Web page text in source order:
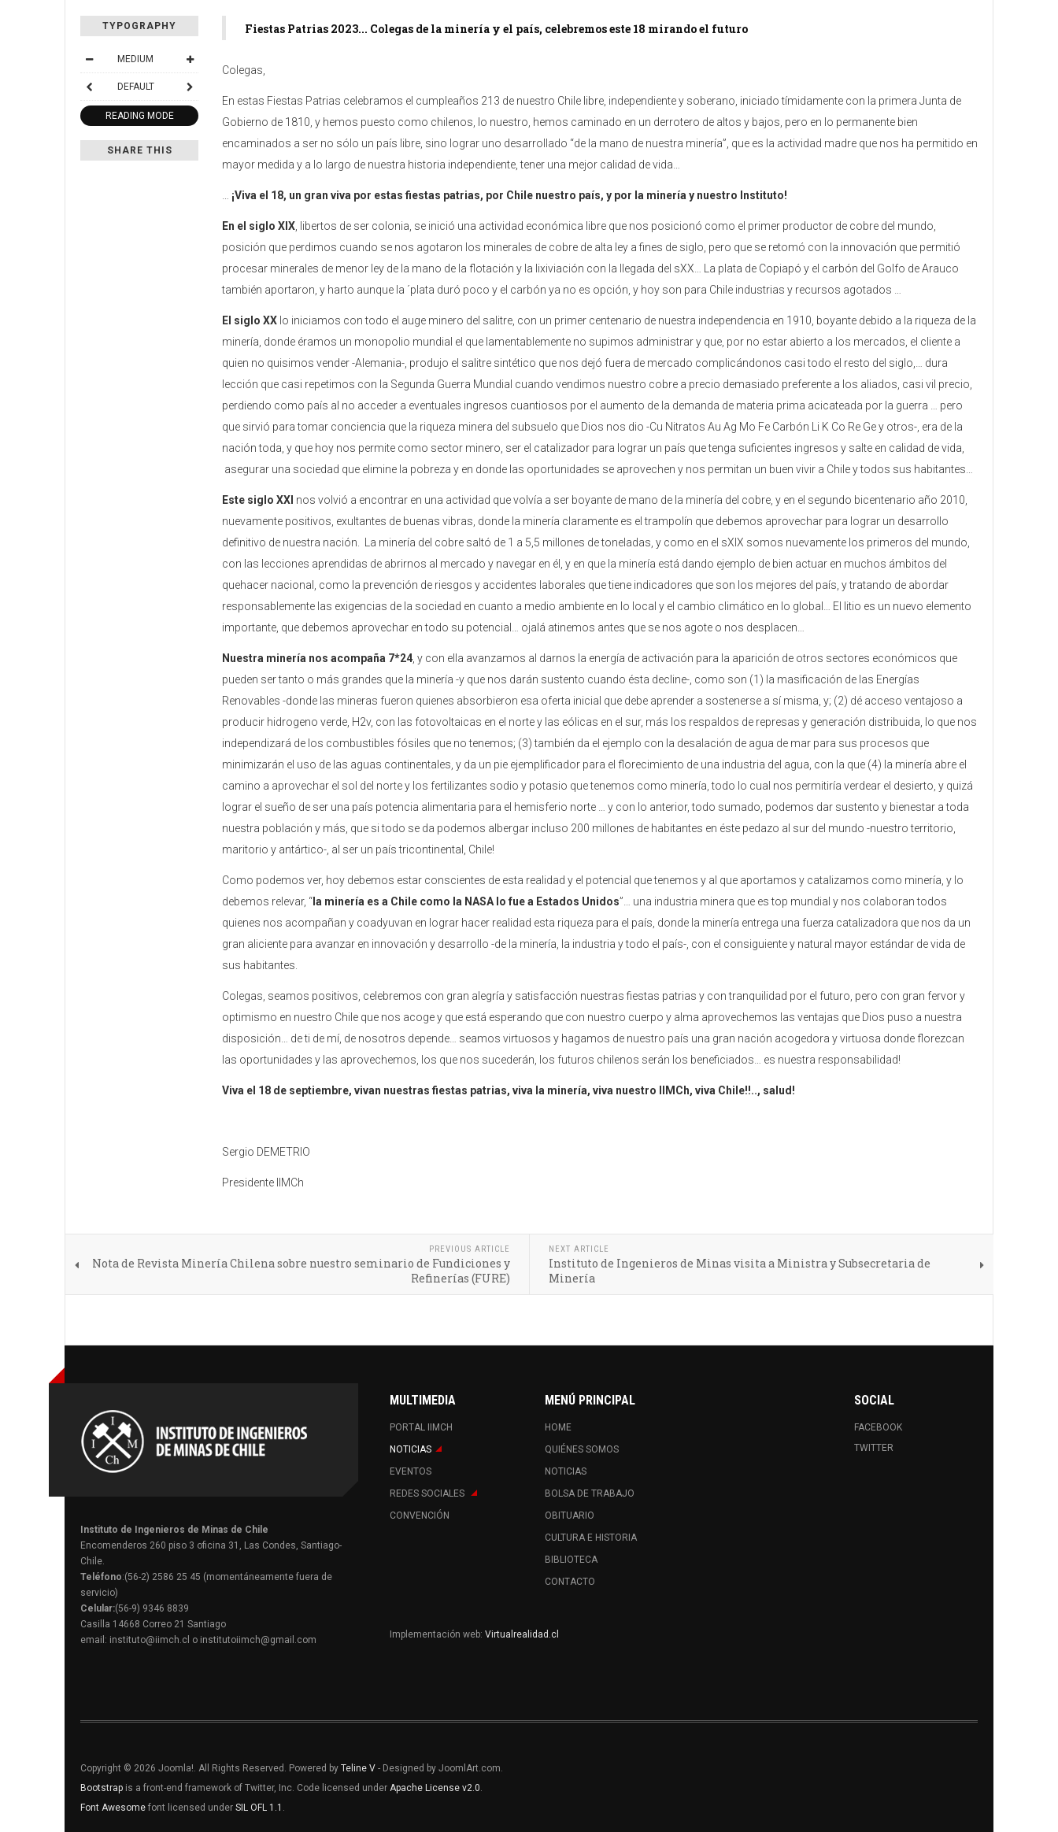
TYPOGRAPHY
MEDIUM
DEFAULT
READING MODE
SHARE THIS
Fiestas Patrias 2023... Colegas de la minería y el país, celebremos este 18 mirando el futuro
Colegas,
En estas Fiestas Patrias celebramos el cumpleaños 213 de nuestro Chile libre, independiente y soberano, iniciado tímidamente con la primera Junta de
Gobierno de 1810, y hemos puesto como chilenos, lo nuestro, hemos caminado en un derrotero de altos y bajos, pero en lo permanente bien
encaminados a ser no sólo un país libre, sino lograr uno desarrollado “de la mano de nuestra minería”, que es la actividad madre que nos ha permitido en
mayor medida y a lo largo de nuestra historia independiente, tener una mejor calidad de vida…
¡Viva el 18, un gran viva por estas fiestas patrias, por Chile nuestro país, y por la minería y nuestro Instituto!
En el siglo XIX , libertos de ser colonia, se inició una actividad económica libre que nos posicionó como el primer productor de cobre del mundo,
posición que perdimos cuando se nos agotaron los minerales de cobre de alta ley a fines de siglo, pero que se retomó con la innovación que permitió
procesar minerales de menor ley de la mano de la flotación y la lixiviación con la llegada del sXX… La plata de Copiapó y el carbón del Golfo de Arauco
también aportaron, y harto aunque la ´plata duró poco y el carbón ya no es opción, y hoy son para Chile industrias y recursos agotados …
El siglo XX lo iniciamos con todo el auge minero del salitre, con un primer centenario de nuestra independencia en 1910, boyante debido a la riqueza de la
minería, donde éramos un monopolio mundial el que lamentablemente no supimos administrar y que, por no estar abierto a los mercados, el cliente a
quien no quisimos vender -Alemania-, produjo el salitre sintético que nos dejó fuera de mercado complicándonos casi todo el resto del siglo,… dura
lección que casi repetimos con la Segunda Guerra Mundial cuando vendimos nuestro cobre a precio demasiado preferente a los aliados, casi vil precio,
perdiendo como país al no acceder a eventuales ingresos cuantiosos por el aumento de la demanda de materia prima acicateada por la guerra … pero
que sirvió para tomar conciencia que la riqueza minera del subsuelo que Dios nos dio -Cu Nitratos Au Ag Mo Fe Carbón Li K Co Re Ge y otros-, era de la
nación toda, y que hoy nos permite como sector minero, ser el catalizador para lograr un país que tenga suficientes ingresos y salte en calidad de vida,
asegurar una sociedad que elimine la pobreza y en donde las oportunidades se aprovechen y nos permitan un buen vivir a Chile y todos sus habitantes…
Este siglo XXI nos volvió a encontrar en una actividad que volvía a ser boyante de mano de la minería del cobre, y en el segundo bicentenario año 2010,
nuevamente positivos, exultantes de buenas vibras, donde la minería claramente es el trampolín que debemos aprovechar para lograr un desarrollo
definitivo de nuestra nación. La minería del cobre saltó de 1 a 5,5 millones de toneladas, y como en el sXIX somos nuevamente los primeros del mundo,
con las lecciones aprendidas de abrirnos al mercado y navegar en él, y en que la minería está dando ejemplo de bien actuar en muchos ámbitos del
quehacer nacional, como la prevención de riesgos y accidentes laborales que tiene indicadores que son los mejores del país, y tratando de abordar
responsablemente las exigencias de la sociedad en cuanto a medio ambiente en lo local y el cambio climático en lo global… El litio es un nuevo elemento
importante, que debemos aprovechar en todo su potencial… ojalá atinemos antes que se nos agote o nos desplacen…
Nuestra minería nos acompaña 7*24 , y con ella avanzamos al darnos la energía de activación para la aparición de otros sectores económicos que
pueden ser tanto o más grandes que la minería -y que nos darán sustento cuando ésta decline-, como son (1) la masificación de las Energías
Renovables -donde las mineras fueron quienes absorbieron esa oferta inicial que debe aprender a sostenerse a sí misma, y; (2) dé acceso ventajoso a
producir hidrogeno verde, H2v, con las fotovoltaicas en el norte y las eólicas en el sur, más los respaldos de represas y generación distribuida, lo que nos
independizará de los combustibles fósiles que no tenemos; (3) también da el ejemplo con la desalación de agua de mar para sus procesos que
minimizarán el uso de las aguas continentales, y da un pie ejemplificador para el florecimiento de una industria del agua, con la que (4) la minería abre el
camino a aprovechar el sol del norte y los fertilizantes sodio y potasio que tenemos como minería, todo lo cual nos permitiría verdear el desierto, y quizá
lograr el sueño de ser una país potencia alimentaria para el hemisferio norte … y con lo anterior, todo sumado, podemos dar sustento y bienestar a toda
nuestra población y más, que si todo se da podemos albergar incluso 200 millones de habitantes en éste pedazo al sur del mundo -nuestro territorio,
maritorio y antártico-, al ser un país tricontinental, Chile!
Como podemos ver, hoy debemos estar conscientes de esta realidad y el potencial que tenemos y al que aportamos y catalizamos como minería, y lo
debemos relevar, “ la minería es a Chile como la NASA lo fue a Estados Unidos”… una industria minera que es top mundial y nos colaboran todos
quienes nos acompañan y coadyuvan en lograr hacer realidad esta riqueza para el país, donde la minería entrega una fuerza catalizadora que nos da un
gran aliciente para avanzar en innovación y desarrollo -de la minería, la industria y todo el país-, con el consiguiente y natural mayor estándar de vida de
sus habitantes.
Colegas, seamos positivos, celebremos con gran alegría y satisfacción nuestras fiestas patrias y con tranquilidad por el futuro, pero con gran fervor y
optimismo en nuestro Chile que nos acoge y que está esperando que con nuestro cuerpo y alma aprovechemos las ventajas que Dios puso a nuestra
disposición… de ti de mí, de nosotros depende… seamos virtuosos y hagamos de nuestro país una gran nación acogedora y virtuosa donde florezcan
las oportunidades y las aprovechemos, los que nos sucederán, los futuros chilenos serán los beneficiados… es nuestra responsabilidad!
Viva el 18 de septiembre, vivan nuestras fiestas patrias, viva la minería, viva nuestro IIMCh, viva Chile!!.., salud!
Sergio DEMETRIO
Presidente IIMCh
PREVIOUS ARTICLE
Nota de Revista Minería Chilena sobre nuestro seminario de Fundiciones y
Refinerías (FURE)
NEXT ARTICLE
Instituto de Ingenieros de Minas visita a Ministra y Subsecretaria de
Minería
Instituto de Ingenieros de Minas de Chile
Encomenderos 260 piso 3 oficina 31, Las Condes, Santiago-
Chile.
Teléfono:(56-2) 2586 25 45 (momentáneamente fuera de
servicio)
Celular:(56-9) 9346 8839
Casilla 14668 Correo 21 Santiago
email: instituto@iimch.cl o institutoiimch@gmail.com
MULTIMEDIA
PORTAL IIMCH
NOTICIAS
EVENTOS
REDES SOCIALES
CONVENCIÓN
MENÚ PRINCIPAL
HOME
QUIÉNES SOMOS
NOTICIAS
BOLSA DE TRABAJO
OBITUARIO
CULTURA E HISTORIA
BIBLIOTECA
CONTACTO
SOCIAL
FACEBOOK
TWITTER
Implementación web:Virtualrealidad.cl
Copyright © 2026 Joomla!. All Rights Reserved. Powered by Teline V - Designed by JoomlArt.com.
Bootstrap is a front-end framework of Twitter, Inc. Code licensed under Apache License v2.0.
Font Awesome font licensed under SIL OFL 1.1 .